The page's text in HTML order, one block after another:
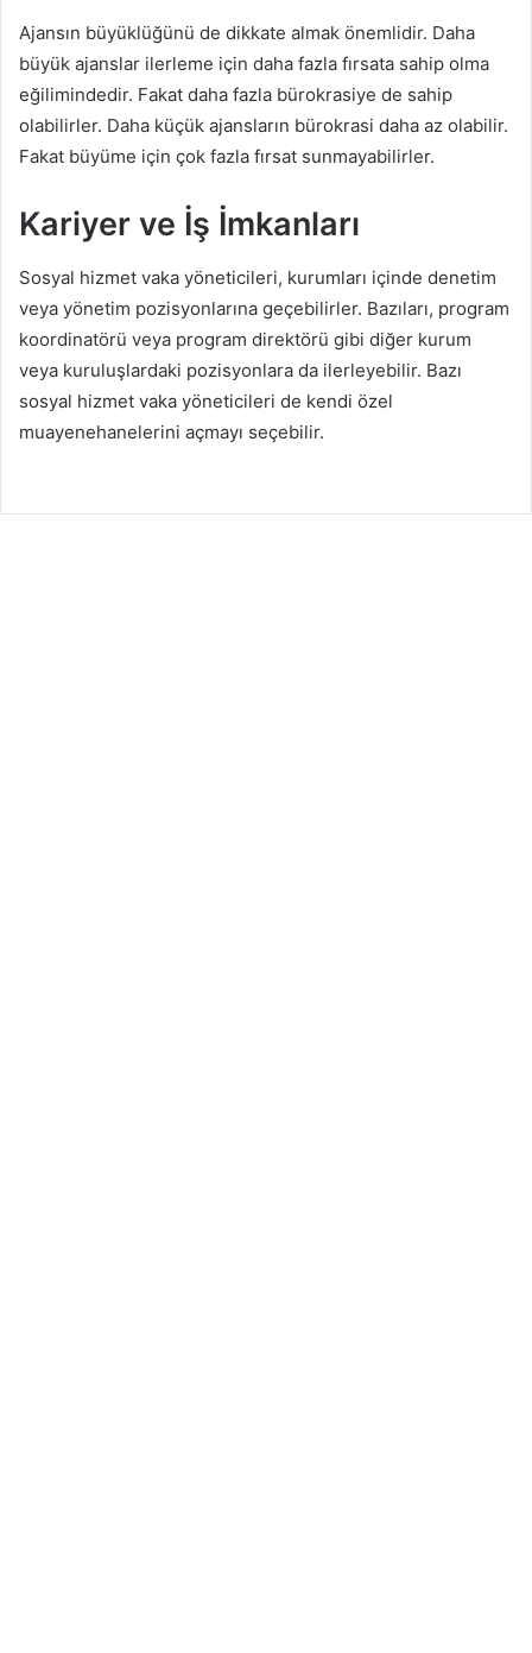
Ajansın büyüklüğünü de dikkate almak önemlidir. Daha
büyük ajanslar ilerleme için daha fazla fırsata sahip olma
eğilimindedir. Fakat daha fazla bürokrasiye de sahip
olabilirler. Daha küçük ajansların bürokrasi daha az olabilir.
Fakat büyüme için çok fazla fırsat sunmayabilirler.
Kariyer ve İş İmkanları
Sosyal hizmet vaka yöneticileri, kurumları içinde denetim
veya yönetim pozisyonlarına geçebilirler. Bazıları, program
koordinatörü veya program direktörü gibi diğer kurum
veya kuruluşlardaki pozisyonlara da ilerleyebilir. Bazı
sosyal hizmet vaka yöneticileri de kendi özel
muayenehanelerini açmayı seçebilir.